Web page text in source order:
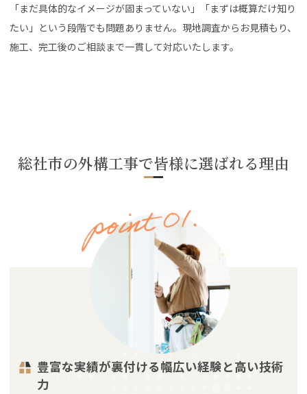
「まだ具体的なイメージが固まっていない」「まずは概算だけ知り
たい」という段階でも問題ありません。現地調査からお見積もり、
施工、完工後のご相談まで一貫して対応いたします。
総社市の外構工事で皆様に選ばれる理由
豊富な実績が裏付ける幅広い経験と高い技術
力